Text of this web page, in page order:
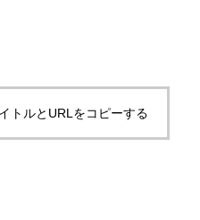
トルとURLをコピーする